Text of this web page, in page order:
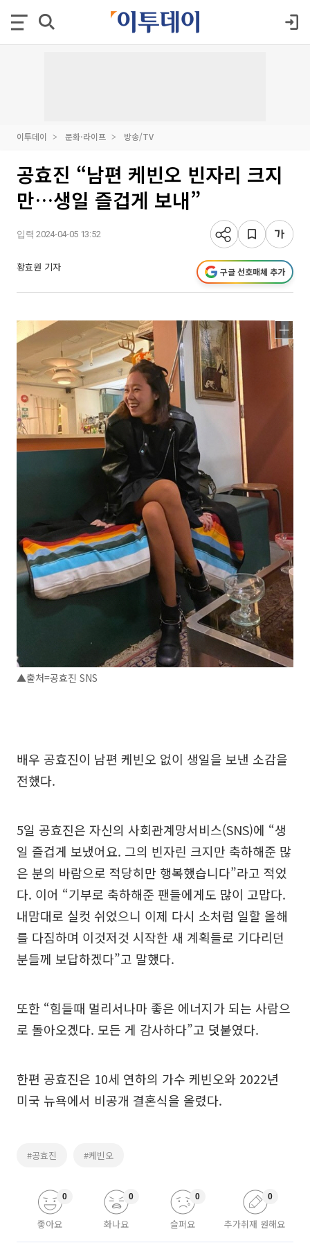
이투데이 문화·라이프 방송/TV
공효진 “남편 케빈오 빈자리 크지
만…생일 즐겁게 보내”
입력 2024-04-05 13:52
황효원 기자 구글 선호매체 추가
▲출처=공효진 SNS
배우 공효진이 남편 케빈오 없이 생일을 보낸 소감을
전했다.
5일 공효진은 자신의 사회관계망서비스(SNS)에 “생
일 즐겁게 보냈어요. 그의 빈자린 크지만 축하해준 많
은 분의 바람으로 적당히만 행복했습니다”라고 적었
다. 이어 “기부로 축하해준 팬들에게도 많이 고맙다.
내맘대로 실컷 쉬었으니 이제 다시 소처럼 일할 올해
를 다짐하며 이것저것 시작한 새 계획들로 기다리던
분들께 보답하겠다”고 말했다.
또한 “힘들때 멀리서나마 좋은 에너지가 되는 사람으
로 돌아오겠다. 모든 게 감사하다”고 덧붙였다.
한편 공효진은 10세 연하의 가수 케빈오와 2022년
미국 뉴욕에서 비공개 결혼식을 올렸다.
#공효진 #케빈오
좋아요
0
화나요
0
슬퍼요
0
추가취재 원해요
0